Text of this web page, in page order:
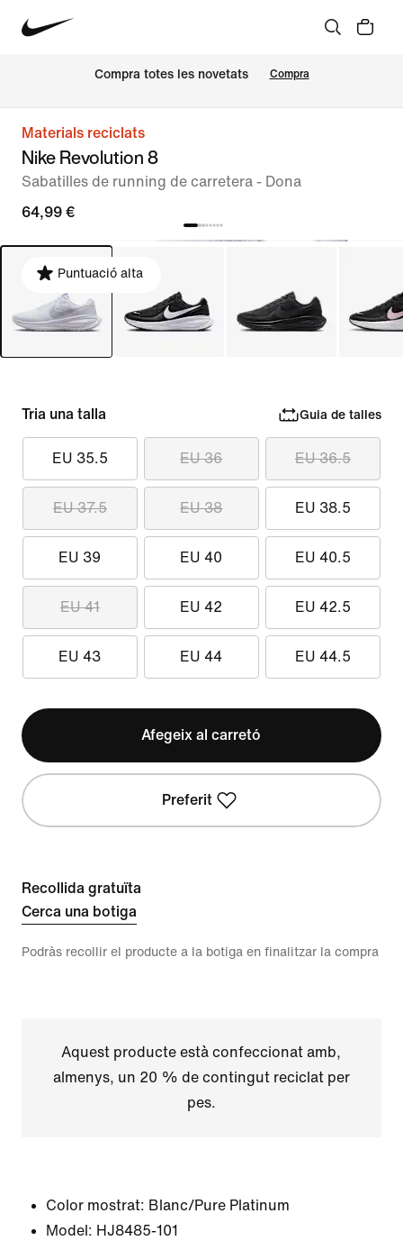
Compra totes les novetats Compra
Materials reciclats
Nike Revolution 8
Sabatilles de running de carretera - Dona
64,99 €
Puntuació alta
Tria una talla Guia de talles
EU 35.5 EU 36 EU 36.5
EU 37.5 EU 38 EU 38.5
EU 39 EU 40 EU 40.5
EU 41 EU 42 EU 42.5
EU 43 EU 44 EU 44.5
Afegeix al carretó
Preferit
Recollida gratuïta
Cerca una botiga
Podràs recollir el producte a la botiga en finalitzar la compra
Aquest producte està confeccionat amb,
almenys, un 20 % de contingut reciclat per
pes.
Color mostrat: Blanc/Pure Platinum
Model: HJ8485-101